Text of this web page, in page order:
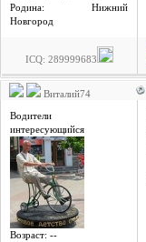
Родина: Нижний
Новгород
ICQ: 289999683
Виталий74
Водители
интересующийся
Возраст: --